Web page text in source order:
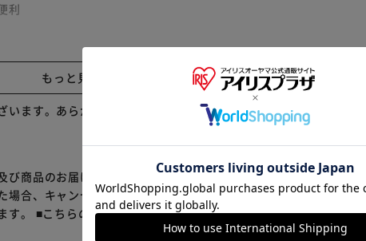
利
した、眠る前に心地よいラベンダーの香り。
。
告なく変更する場合がございます。予めご了承ください。
もっと見る
ます。あらかじめご了承ください。
商品のお届けまでお時間を頂く場合がございます。
場合、キャンセル又は注文内容の変更をお願いいたしております。
す。 ■こちらの商品はアイリスプラザがセレクトしたオススメ商品
※ご確認ください